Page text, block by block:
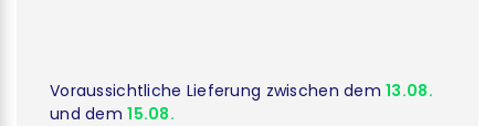
Voraussichtliche Lieferung zwischen dem13.08.
und dem15.08.